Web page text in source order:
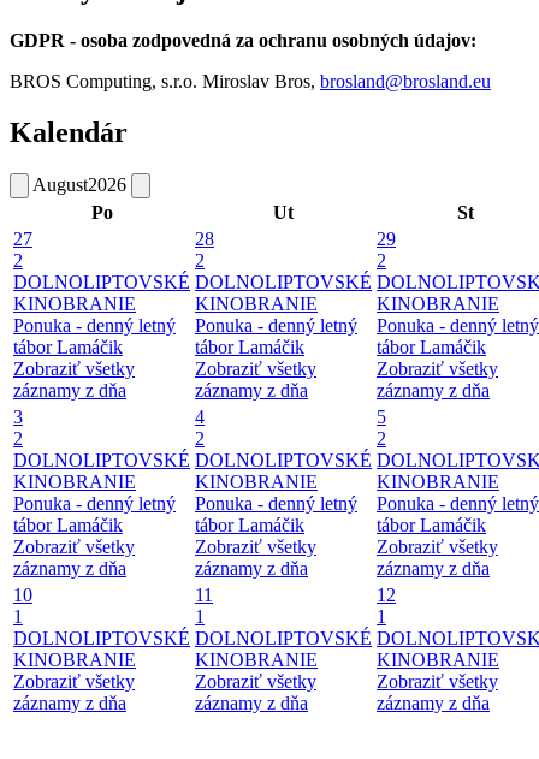
GDPR - osoba zodpovedná za ochranu osobných údajov:
BROS Computing, s.r.o. Miroslav Bros, brosland@brosland.eu
Kalendár
August2026
Po
Ut
St
27
2
DOLNOLIPTOVSKÉ
KINOBRANIE
Ponuka - denný letný
tábor Lamáčik
Zobraziť všetky
záznamy z dňa
28
2
DOLNOLIPTOVSKÉ
KINOBRANIE
Ponuka - denný letný
tábor Lamáčik
Zobraziť všetky
záznamy z dňa
29
2
KINOBRANIE
Ponuka - denný letný
tábor Lamáčik
Zobraziť všetky
záznamy z dňa
3
2
DOLNOLIPTOVSKÉ
KINOBRANIE
Ponuka - denný letný
tábor Lamáčik
Zobraziť všetky
záznamy z dňa
4
2
DOLNOLIPTOVSKÉ
KINOBRANIE
Ponuka - denný letný
tábor Lamáčik
Zobraziť všetky
záznamy z dňa
5
2
KINOBRANIE
Ponuka - denný letný
tábor Lamáčik
Zobraziť všetky
záznamy z dňa
10
1
DOLNOLIPTOVSKÉ
KINOBRANIE
Zobraziť všetky
záznamy z dňa
11
1
DOLNOLIPTOVSKÉ
KINOBRANIE
Zobraziť všetky
záznamy z dňa
12
1
KINOBRANIE
Zobraziť všetky
záznamy z dňa